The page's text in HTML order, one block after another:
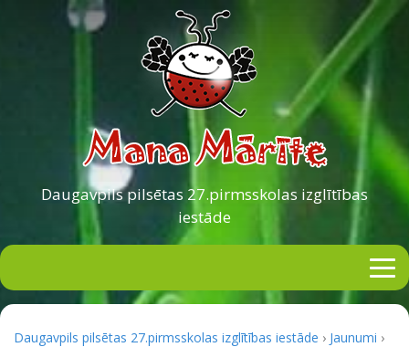
Daugavpils pilsētas 27.pirmsskolas izglītības
iestāde
Daugavpils pilsētas 27.pirmsskolas izglītības iestāde › Jaunumi ›